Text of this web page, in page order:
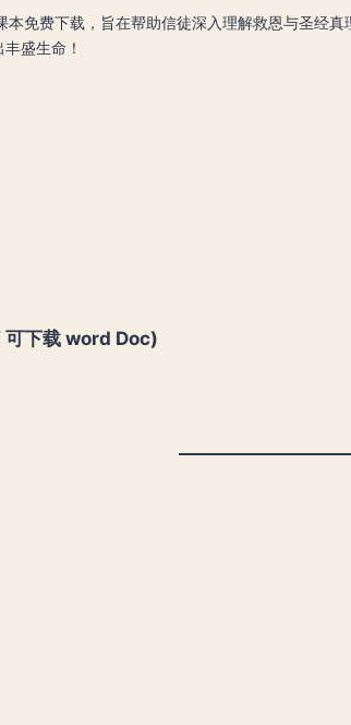
免费下载，旨在帮助信徒深入理解救恩与圣经
盛生命！
下载 word Doc)